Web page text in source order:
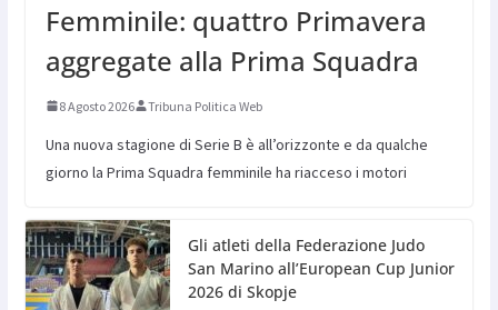
Femminile: quattro Primavera
aggregate alla Prima Squadra
8 Agosto 2026 Tribuna Politica Web
Una nuova stagione di Serie B è all’orizzonte e da qualche
giorno la Prima Squadra femminile ha riacceso i motori
Gli atleti della Federazione Judo
San Marino all’European Cup Junior
2026 di Skopje